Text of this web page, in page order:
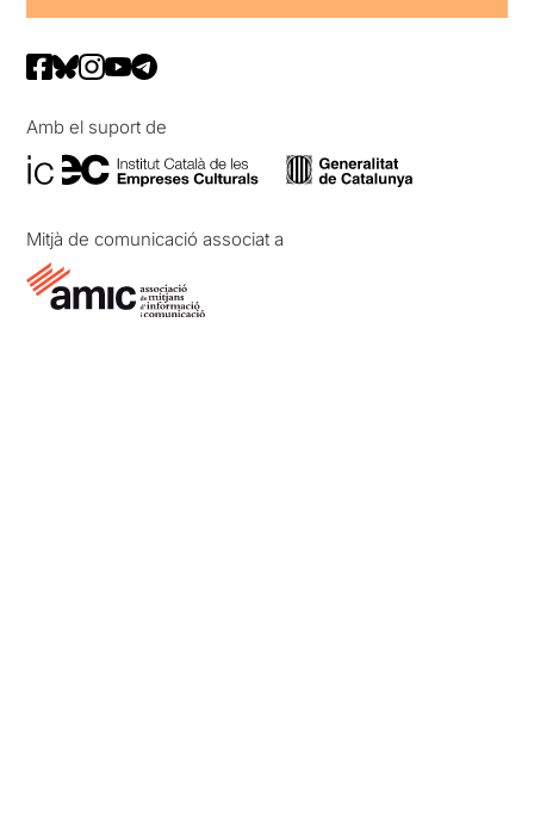
Amb el suport de
Mitjà de comunicació associat a